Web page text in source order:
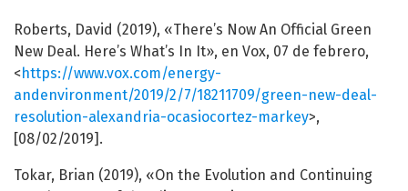
Roberts, David (2019), «There’s Now An Official Green
New Deal. Here’s What’s In It», en Vox, 07 de febrero,
<https://www.vox.com/energy-
andenvironment/2019/2/7/18211709/green-new-deal-
resolution-alexandria-ocasiocortez-markey>,
[08/02/2019].
Tokar, Brian (2019), «On the Evolution and Continuing